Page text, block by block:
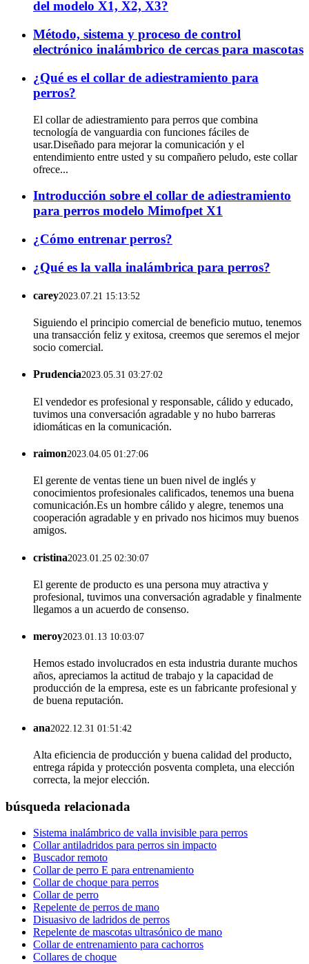
del modelo X1, X2, X3?
Método, sistema y proceso de control
electrónico inalámbrico de cercas para mascotas
¿Qué es el collar de adiestramiento para
perros?
El collar de adiestramiento para perros que combina
tecnología de vanguardia con funciones fáciles de
usar.Diseñado para mejorar la comunicación y el
entendimiento entre usted y su compañero peludo, este collar
ofrece...
Introducción sobre el collar de adiestramiento
para perros modelo Mimofpet X1
¿Cómo entrenar perros?
¿Qué es la valla inalámbrica para perros?
carey2023.07.21 15:13:52
Siguiendo el principio comercial de beneficio mutuo, tenemos
una transacción feliz y exitosa, creemos que seremos el mejor
socio comercial.
Prudencia2023.05.31 03:27:02
El vendedor es profesional y responsable, cálido y educado,
tuvimos una conversación agradable y no hubo barreras
idiomáticas en la comunicación.
raimon2023.04.05 01:27:06
El gerente de ventas tiene un buen nivel de inglés y
conocimientos profesionales calificados, tenemos una buena
comunicación.Es un hombre cálido y alegre, tenemos una
cooperación agradable y en privado nos hicimos muy buenos
amigos.
cristina2023.01.25 02:30:07
El gerente de producto es una persona muy atractiva y
profesional, tuvimos una conversación agradable y finalmente
llegamos a un acuerdo de consenso.
meroy2023.01.13 10:03:07
Hemos estado involucrados en esta industria durante muchos
años, apreciamos la actitud de trabajo y la capacidad de
producción de la empresa, este es un fabricante profesional y
de buena reputación.
ana2022.12.31 01:51:42
Alta eficiencia de producción y buena calidad del producto,
entrega rápida y protección posventa completa, una elección
correcta, la mejor elección.
búsqueda relacionada
Sistema inalámbrico de valla invisible para perros
Collar antiladridos para perros sin impacto
Buscador remoto
Collar de perro E para entrenamiento
Collar de choque para perros
Collar de perro
Repelente de perros de mano
Disuasivo de ladridos de perros
Repelente de mascotas ultrasónico de mano
Collar de entrenamiento para cachorros
Collares de choque